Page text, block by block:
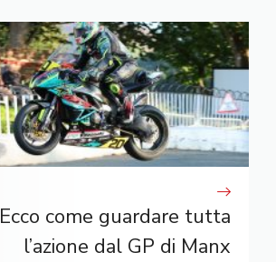
Ecco come guardare tutta
l’azione dal GP di Manx